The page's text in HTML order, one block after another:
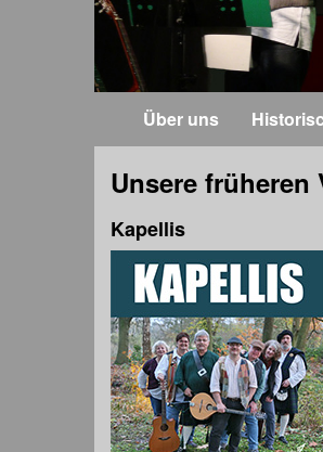
Über uns
Unsere früheren
Kapellis